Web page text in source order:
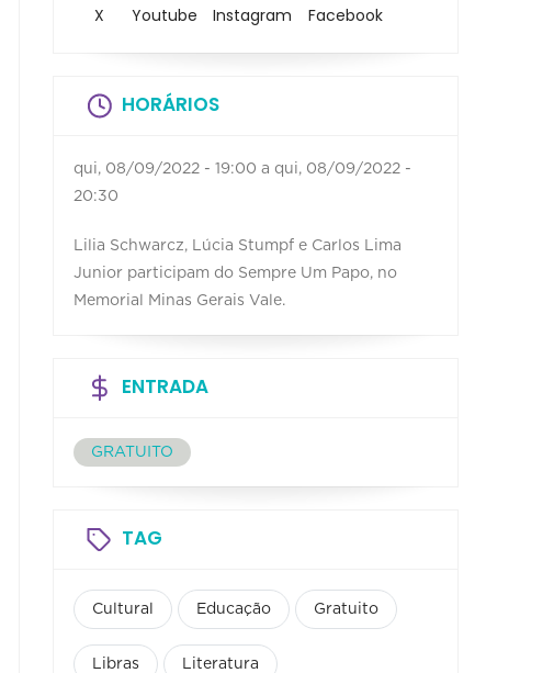
X Youtube Instagram Facebook
HORÁRIOS
qui, 08/09/2022 - 19:00 a qui, 08/09/2022 -
20:30
Lilia Schwarcz, Lúcia Stumpf e Carlos Lima
Junior participam do Sempre Um Papo, no
Memorial Minas Gerais Vale.
ENTRADA
GRATUITO
TAG
Cultural Educação Gratuito
Libras Literatura